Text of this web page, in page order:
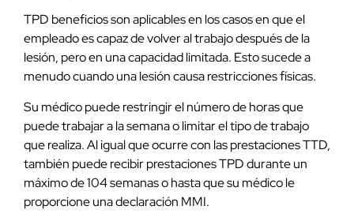
TPD beneficios son aplicables en los casos en que el
empleado es capaz de volver al trabajo después de la
lesión, pero en una capacidad limitada. Esto sucede a
menudo cuando una lesión causa restricciones físicas.
Su médico puede restringir el número de horas que
puede trabajar a la semana o limitar el tipo de trabajo
que realiza. Al igual que ocurre con las prestaciones TTD,
también puede recibir prestaciones TPD durante un
máximo de 104 semanas o hasta que su médico le
proporcione una declaración MMI.